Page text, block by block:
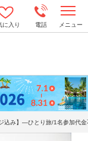
に入り 電話 メニュー
o
n
a
v
i
g
a
t
i
込み】―ひとり旅/1名参加代